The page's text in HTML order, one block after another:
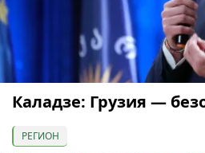
Каладзе: Грузия —
РЕГИОН